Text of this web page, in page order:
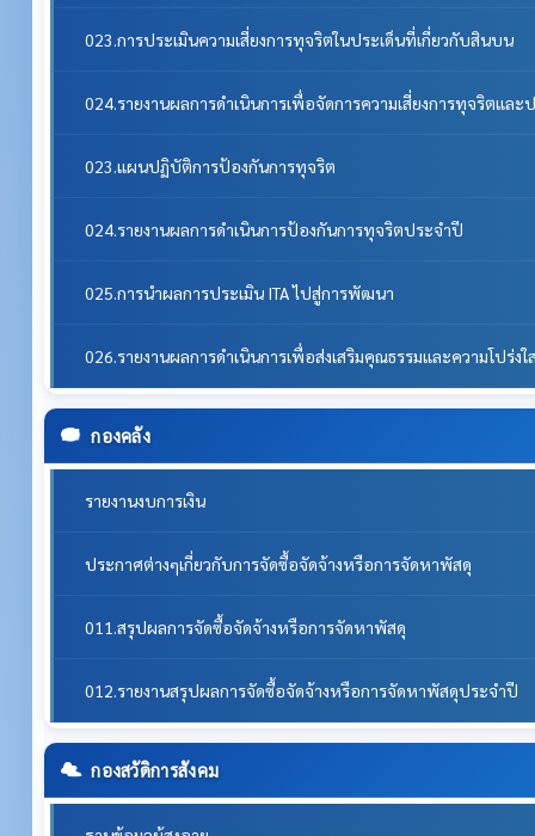
023.การประเมินความเสี่ยงการทุจริตในประเด็นที่เกี่ยวกับสินบน
024.รายงานผลการดำเนินการเพื่อจัดการความเสี่ยงการทุจริตแ
023.แผนปฏิบัติการป้องกันการทุจริต
024.รายงานผลการดำเนินการป้องกันการทุจริตประจำปี
025.การนำผลการประเมิน ITA ไปสู่การพัฒนา
026.รายงานผลการดำเนินการเพื่อส่งเสริมคุณธรรมและความโปร่ง
กองคลัง
รายงานงบการเงิน
ประกาศต่างๆเกี่ยวกับการจัดซื้อจัดจ้างหรือการจัดหาพัสดุ
011.สรุปผลการจัดซื้อจัดจ้างหรือการจัดหาพัสดุ
012.รายงานสรุปผลการจัดซื้อจัดจ้างหรือการจัดหาพัสดุประจำปี
กองสวัดิการสังคม